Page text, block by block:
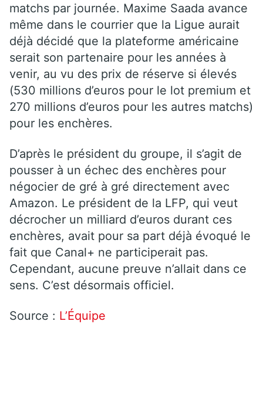
matchs par journée. Maxime Saada avance
même dans le courrier que la Ligue aurait
déjà décidé que la plateforme américaine
serait son partenaire pour les années à
venir, au vu des prix de réserve si élevés
(530 millions d’euros pour le lot premium et
270 millions d’euros pour les autres matchs)
pour les enchères.
D’après le président du groupe, il s’agit de
pousser à un échec des enchères pour
négocier de gré à gré directement avec
Amazon. Le président de la LFP, qui veut
décrocher un milliard d’euros durant ces
enchères, avait pour sa part déjà évoqué le
fait que Canal+ ne participerait pas.
Cependant, aucune preuve n’allait dans ce
sens. C’est désormais officiel.
Source : L’Équipe